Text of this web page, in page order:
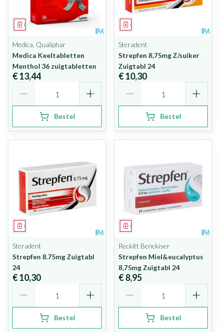
Geneesmiddel
Medica, Qualiphar
Medica Keeltabletten
Menthol 36 zuigtabletten
€ 13,44
Bestel
Geneesmiddel
Steradent
Strepfen 8,75mg Z/suiker
Zuigtabl 24
€ 10,30
Bestel
Geneesmiddel
Steradent
Strepfen 8.75mg Zuigtabl
24
€ 10,30
Bestel
Geneesmiddel
Reckitt Benckiser
Strepfen Miel&eucalyptus
8,75mg Zuigtabl 24
€ 8,95
Bestel